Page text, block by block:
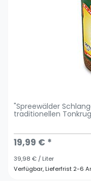
"Spreewälder
traditionellen
19,99 € *
39,98 € / Liter
Verfügbar, Lieferfrist 2-6